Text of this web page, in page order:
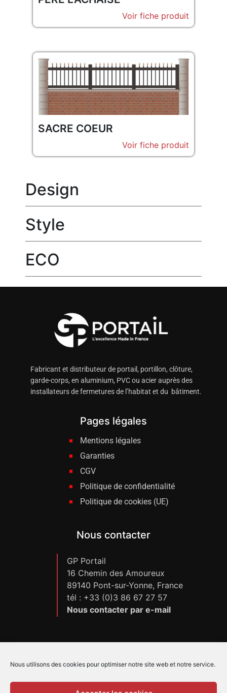
Nous utilisons des cookies pour optimiser notre site web et notre service.
Voir fiche produit
SACRE COEUR
Voir fiche produit
Design
Style
ECO
Fabricant et distributeur de portail, portillon, clôture,
garde-corps, en aluminium, PVC ou acier auprès des
installateurs de fermetures de l’habitat et du bâtiment.
Pages légales
Mentions légales
Garanties
CGV
Politique de confidentialité
Politique de cookies (UE)
Nous contacter
GP Portail
16 Chemin des Amoureux
89140 Pont-sur-Yonne, France
tél : +33 (0)3 86 67 27 57
Nous contacter par e-mail
Copyright GP Portail – Tous droits réservés